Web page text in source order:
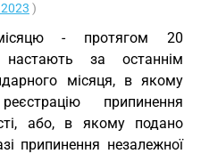
)
- протягом 20
за останнім
місяця, в якому
припинення
або, в якому подано
припинення незалежної